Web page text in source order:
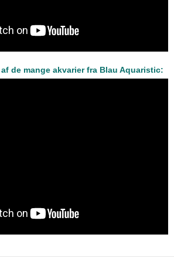
de mange akvarier fra Blau Aquaristic: